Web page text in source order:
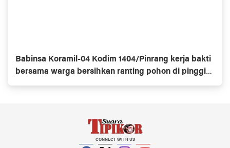
Babinsa Koramil-04 Kodim 1404/Pinrang kerja bakti
bersama warga bersihkan ranting pohon di pinggir
jalan
CONNECT WITH US